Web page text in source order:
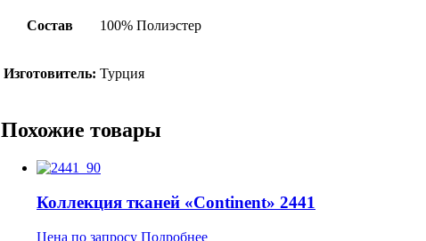
Состав 100% Полиэстер
Изготовитель: Турция
Похожие товары
Коллекция тканей «Continent» 2441
Цена по запросу Подробнее